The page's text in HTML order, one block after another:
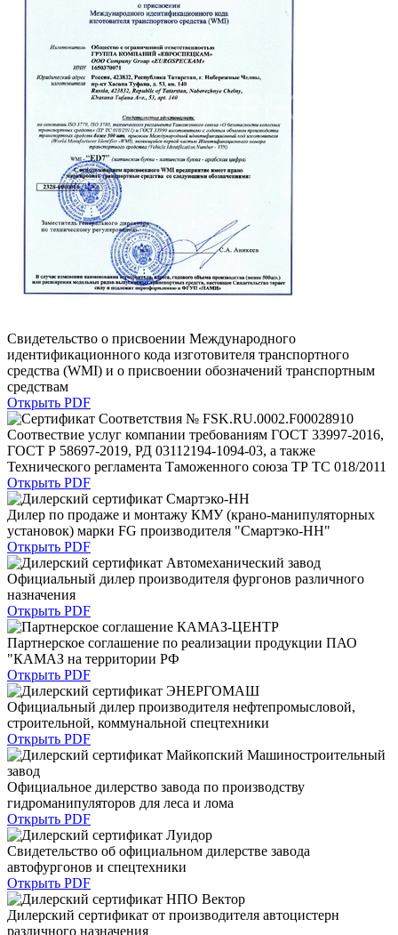
Свидетельство о присвоении Международного
идентификационного кода изготовителя транспортного
средства (WMI) и о присвоении обозначений транспортным
средствам
Открыть PDF
Соотвествие услуг компании требованиям ГОСТ 33997-2016,
ГОСТ Р 58697-2019, РД 03112194-1094-03, а также
Технического регламента Таможенного союза ТР ТС 018/2011
Открыть PDF
Дилер по продаже и монтажу КМУ (крано-манипуляторных
установок) марки FG производителя "Смартэко-НН"
Открыть PDF
Официальный дилер производителя фургонов различного
назначения
Открыть PDF
Партнерское соглашение по реализации продукции ПАО
"КАМАЗ на территории РФ
Открыть PDF
Официальный дилер производителя нефтепромысловой,
строительной, коммунальной спецтехники
Открыть PDF
Официальное дилерство завода по производству
гидроманипуляторов для леса и лома
Открыть PDF
Свидетельство об официальном дилерстве завода
автофургонов и спецтехники
Открыть PDF
Дилерский сертификат от производителя автоцистерн
различного назначения